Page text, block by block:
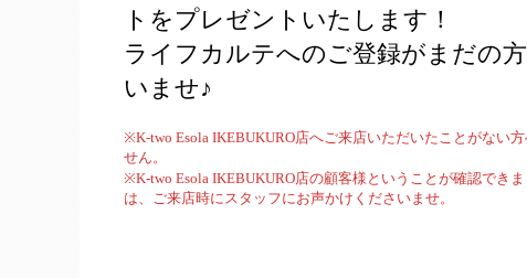
トをプレゼントいたします！
ライフカルテへのご登録がまだの
いませ♪
※K-two Esola IKEBUKURO店へご来店いただいたことがない
せん。
※K-two Esola IKEBUKURO店の顧客様ということが確認でき
は、ご来店時にスタッフにお声かけくださいませ。